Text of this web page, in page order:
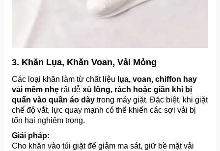
3. Khăn Lụa, Khăn Voan, Vải Mỏng
Các loại khăn làm từ chất liệu lụa, voan, chiffon hay
vải mềm nhẹ rất dễ xù lông, rách hoặc giãn khi bị
quấn vào quần áo dày trong máy giặt. Đặc biệt, khi giặt
chế độ vắt, lực quay mạnh có thể khiến các sợi vải bị
tổn hại nghiêm trọng.
Giải pháp:
Cho khăn vào túi giặt để giảm ma sát, giữ bề mặt vải